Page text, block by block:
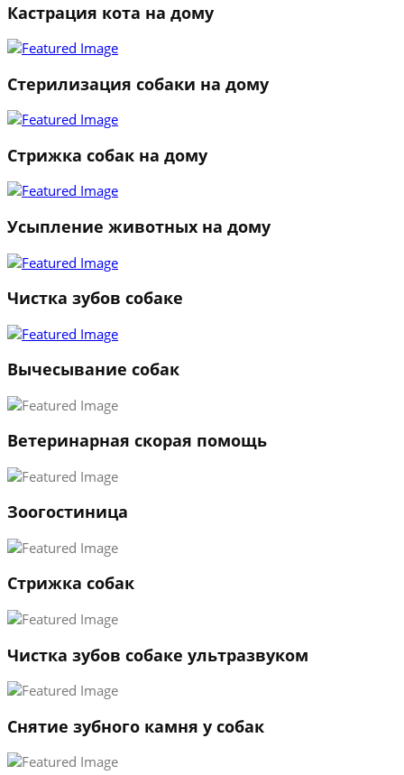
2
→
Кастрация кота на дому
Стерилизация собаки на дому
Стрижка собак на дому
Усыпление животных на дому
Чистка зубов собаке
Вычесывание собак
Ветеринарная скорая помощь
Зоогостиница
Стрижка собак
Чистка зубов собаке ультразвуком
Снятие зубного камня у собак